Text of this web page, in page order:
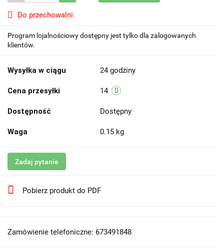
Do przechowalni
Program lojalnościowy dostępny jest tylko dla zalogowanych
klientów.
Wysyłka w ciągu 24 godziny
Cena przesyłki 14
Dostępność Dostępny
Waga 0.15 kg
Zadaj pytanie
Pobierz produkt do PDF
Zamówienie telefoniczne: 673491848